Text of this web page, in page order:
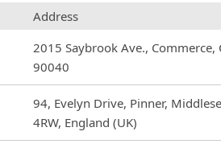
Address
2015 Saybrook Ave., Commerce,
90040
94, Evelyn Drive, Pinner,
4RW, England (UK)